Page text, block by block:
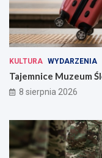
KULTURA WYDARZENIA
Tajemnice Muzeum
8 sierpnia 2026